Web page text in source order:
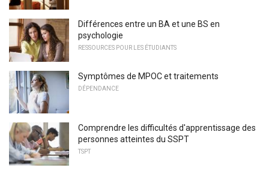
Différences entre un BA et une BS en
psychologie
RESSOURCES POUR LES ÉTUDIANTS
Symptômes de MPOC et traitements
DÉPENDANCE
Comprendre les difficultés d'apprentissage des
personnes atteintes du SSPT
TSPT